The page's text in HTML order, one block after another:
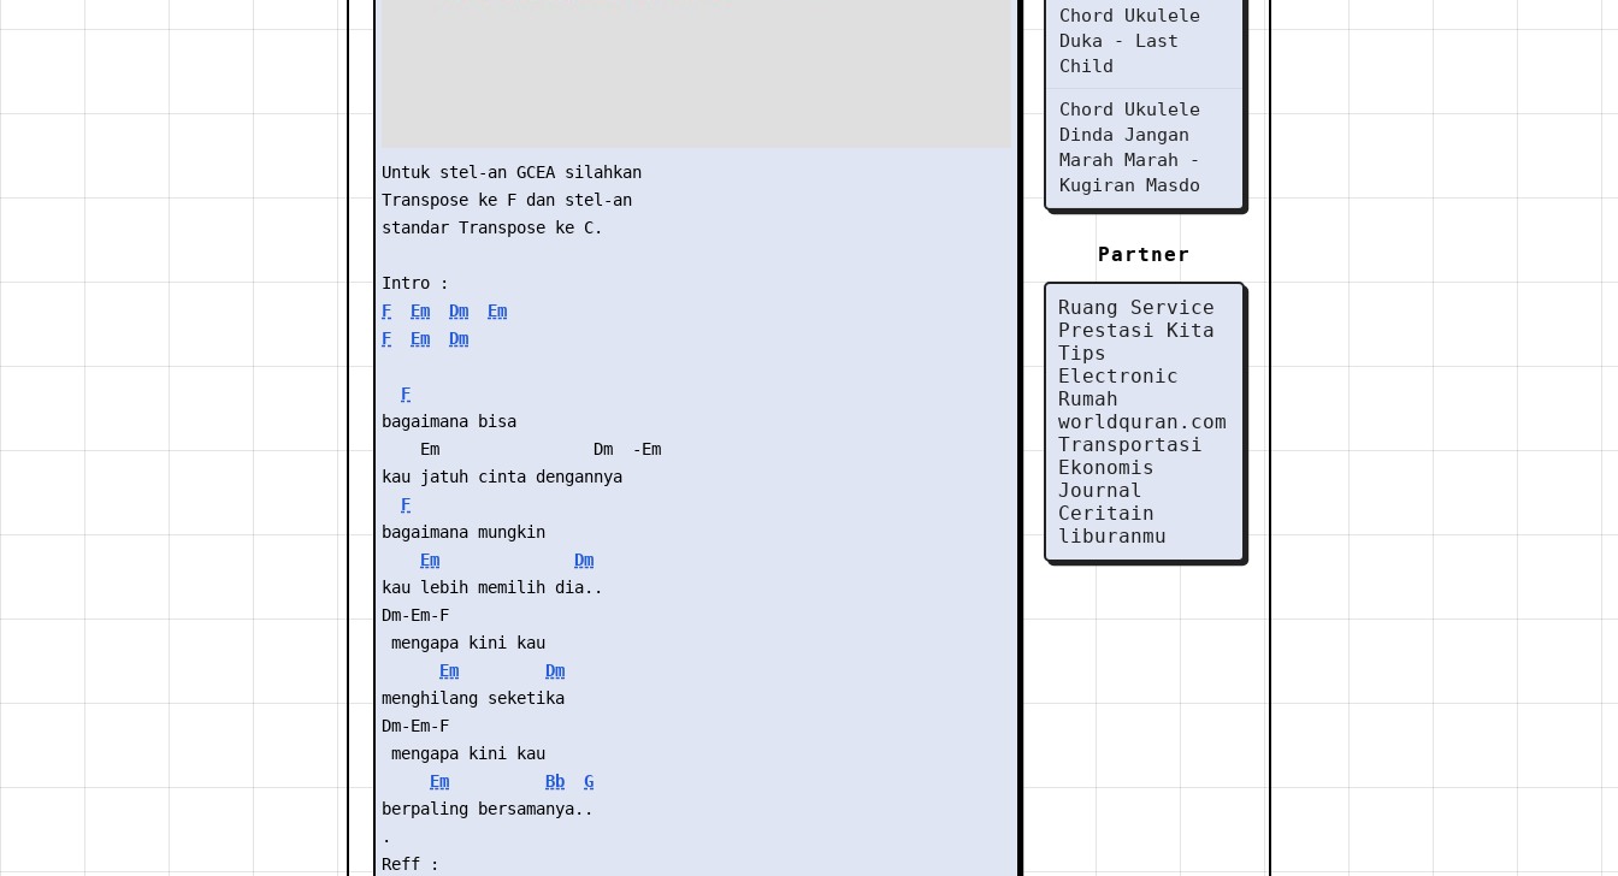
Untuk stel-an GCEA silahkan
Transpose ke F dan stel-an
standar Transpose ke C.
Intro :
F
Em Dm
Em
F
Em Dm
F
bagaimana bisa
    Em                Dm  -Em
kau jatuh cinta dengannya
F
bagaimana mungkin
Em
Dm
kau lebih memilih dia..
Dm-Em-F
mengapa kini kau
Em
Dm
menghilang seketika
Dm-Em-F
mengapa kini kau
Em
Bb
G
berpaling bersamanya..
.
Reff :
Chord Ukulele
Duka - Last
Child
Chord Ukulele
Dinda Jangan
Marah Marah -
Kugiran Masdo
Partner
Ruang Service
Prestasi Kita
Tips
Electronic
Rumah
worldquran.com
Transportasi
Ekonomis
Journal
Ceritain
liburanmu